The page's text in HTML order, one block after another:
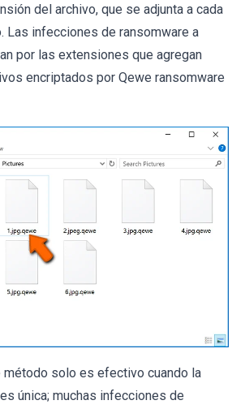
del archivo, que se adjunta a cada
Las infecciones de ransomware a
por las extensiones que agregan
encriptados por Qewe ransomware
método solo es efectivo cuando la
única; muchas infecciones de